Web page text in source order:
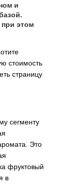
и
этом
стоимость
страницу
сегменту
Это
фруктовый
в